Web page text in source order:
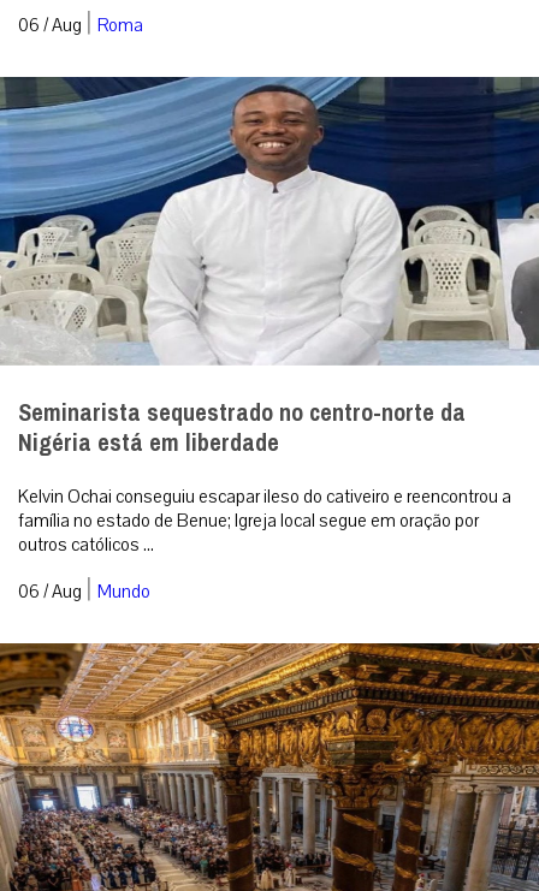
06 / Aug | Roma
Seminarista sequestrado no centro-norte da
Nigéria está em liberdade
Kelvin Ochai conseguiu escapar ileso do cativeiro e reencontrou a
família no estado de Benue; Igreja local segue em oração por
outros católicos ...
06 / Aug | Mundo